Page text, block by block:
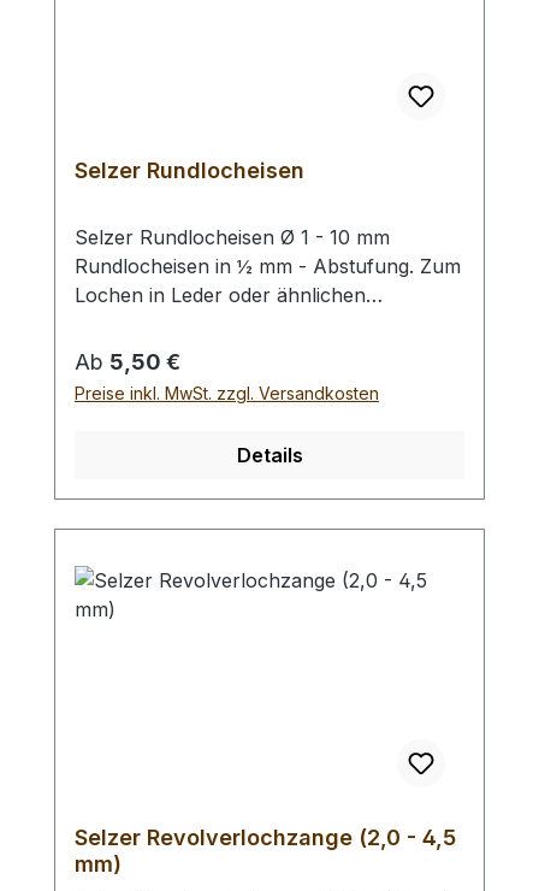
Selzer Rundlocheisen
Selzer Rundlocheisen Ø 1 - 10 mm
Rundlocheisen in ½ mm - Abstufung. Zum
Lochen in Leder oder ähnlichen
Unterlage und einen geeigneten
Hammer zum Schlagen, (keinen
Stahlhammer; Gefahr des Splitterns) siehe
erhalten Sie 1 Selzer Rundlocheisen der
gewählten Größe.
Regulärer Preis:
Ab 5,50 €
Preise inkl. MwSt. zzgl. Versandkosten
Details
Selzer Revolverlochzange (2,0 - 4,5
mm)